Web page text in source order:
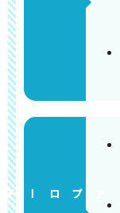
アプローチ